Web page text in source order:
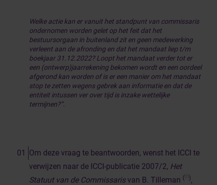
Welke actie kan er vanuit het standpunt van commissaris
ondernomen worden gelet op het feit dat het
bestuursorgaan in buitenland zit en geen medewerking
verleent aan de afronding en dat het mandaat liep t/m
boekjaar 31.12.2022? Loopt het mandaat verder tot er
een (ontwerp)jaarrekening bekomen wordt en een oordeel
afgerond kan worden of is er een manier om het mandaat
stop te zetten wegens gebrek aan informatie en dat de
entiteit intussen ver over tijd is inzake wettelijke
termijnen?”.
Om deze vraag te beantwoorden, wenst het ICCI te
verwijzen naar de ICCI-publicatie 2007/2, Het
Statuut van de Commissarisvan B. Tilleman ( ),